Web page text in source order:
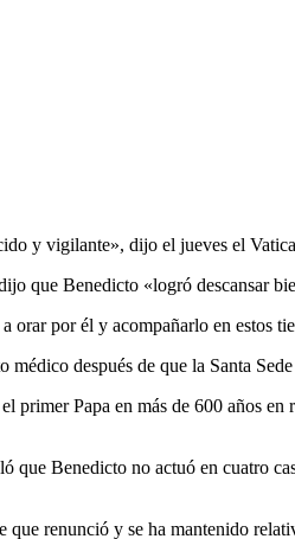
y vigilante», dijo el jueves el
que Benedicto «logró descansar
orar por él y acompañarlo en estos
después de que la Santa
Papa en más de 600 años
que Benedicto no actuó en cuatro
que renunció y se ha mantenido